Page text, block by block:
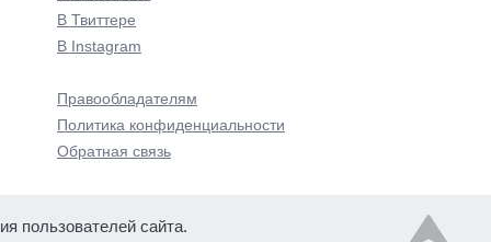
В Твиттере
В Instagram
Правообладателям
Политика конфиденциальности
Обратная связь
пользователей сайта.